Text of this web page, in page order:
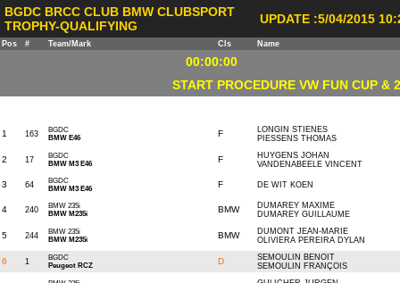
BGDC BRCC CLUB BMW CLUBSPORT
TROPHY-QUALIFYING
UPDATE :5/04/2015
Pos # Team/Mark Cls Name
00:00:00
START PROCEDURE VW FUN CUP &
1 163
BGDC
BMW E46
F
LONGIN STIENES
PIESSENS THOMAS
2 17
BGDC
BMW M3 E46
F
HUYGENS JOHAN
VANDENABEELE VINCENT
3 64
BGDC
BMW M3 E46
F DE WIT KOEN
4 240
BMW 235i
BMW M235i
BMW
DUMAREY MAXIME
DUMAREY GUILLAUME
5 244
BMW 235i
BMW M235i
BMW
DUMONT JEAN-MARIE
OLIVIERA PEREIRA DYLAN
6 1
BGDC
Peugeot RCZ
D
SEMOULIN BENOIT
SEMOULIN FRANÇOIS